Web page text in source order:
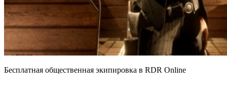
Бесплатная общественная экипировка в RDR Online